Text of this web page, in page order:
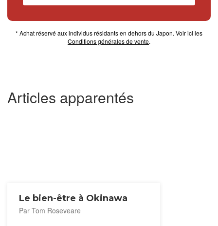
Articles apparentés
Le bien-être à Okinawa
Par Tom Roseveare
* Achat réservé aux individus résidants en dehors du Japon. Voir ici les
Conditions générales de vente.